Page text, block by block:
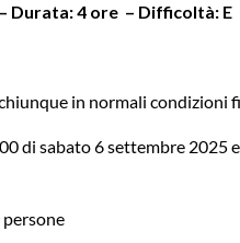
Durata: 4 ore – Difficoltà: E
in normali
di sabato 6 settembre 2025
persone